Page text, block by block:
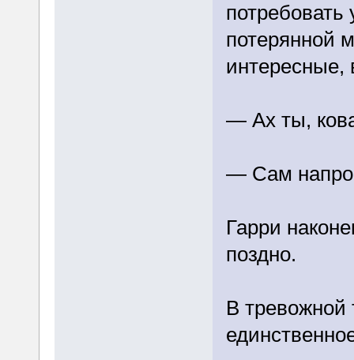
потерянной
интересные,
— Ах ты,
— Сам
Гарри
поздно.
В тревожной